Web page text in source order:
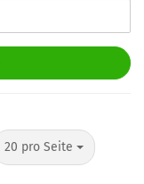
20 pro Seite